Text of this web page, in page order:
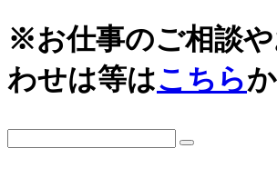
※お仕事のご相談
わせは等はこちら
城
日本史通史
2026年